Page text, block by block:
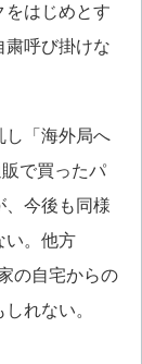
をはじめとす
粛呼び掛けな
し「海外局へ
で買ったパ
、今後も同様
い。他方
の自宅からの
れない。